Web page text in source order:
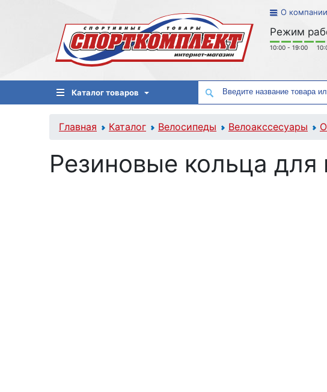
О компании
Режим
10:00 - 19:00
Каталог товаров
Главная Каталог Велосипеды Велоакссесуары
Резиновые кольца